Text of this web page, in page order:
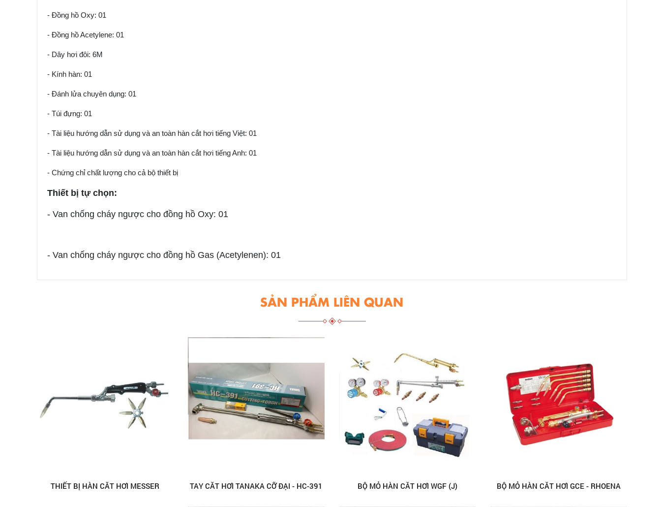
- Đồng hồ Oxy: 01
- Đồng hồ Acetylene: 01
- Dây hơi đôi: 6M
- Kính hàn: 01
- Đánh lửa chuyên dụng: 01
- Túi đựng: 01
- Tài liệu hướng dẫn sử dụng và an toàn hàn cắt hơi tiếng Việt: 01
- Tài liệu hướng dẫn sử dụng và an toàn hàn cắt hơi tiếng Anh: 01
- Chứng chỉ chất lượng cho cả bộ thiết bị
Thiết bị tự chọn:
- Van chống cháy ngược cho đồng hồ Oxy: 01
- Van chống cháy ngược cho đồng hồ Gas (Acetylenen): 01
SẢN PHẨM LIÊN QUAN
THIẾT BỊ HÀN CẮT HƠI MESSER TAY CẮT HƠI TANAKA CỠ ĐẠI - HC-391 BỘ MỎ HÀN CẮT HƠI WGF (J) BỘ MỎ HÀN CẮT HƠI GCE - RHOENA